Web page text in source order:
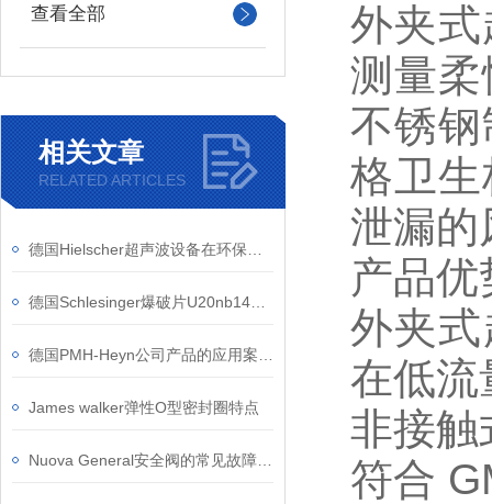
查看全部
相关文章
RELATED ARTICLES
James walker弹性O型密封圈特点
外夹
测量
不锈
格卫
泄漏的
产品优
外夹
在低流
非接触
符合